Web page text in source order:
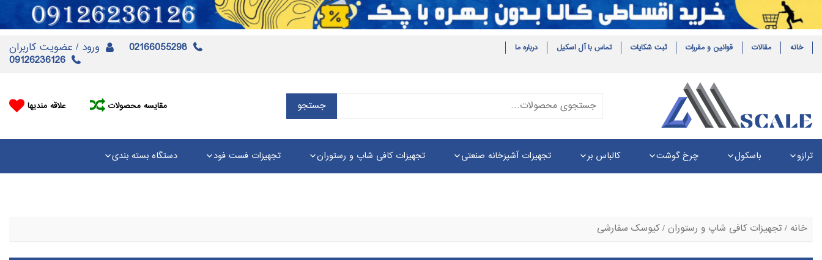
خانه مقالات قوانین و مقررات ثبت شکایات تماس با آل اسکیل درباره ما ورود / عضویت کاربران 02166055298
09126236126
جستجو
برای:
جستجو علاقه مندیها مقایسه محصولات
ترازو باسکول چرخ گوشت کالباس بر تجهیزات آشپزخانه صنعتی تجهیزات کافی شاپ و رستوران تجهیزات فست فود دستگاه بسته بندی
خانه /تجهیزات کافی شاپ و رستوران/ کیوسک سفارشی